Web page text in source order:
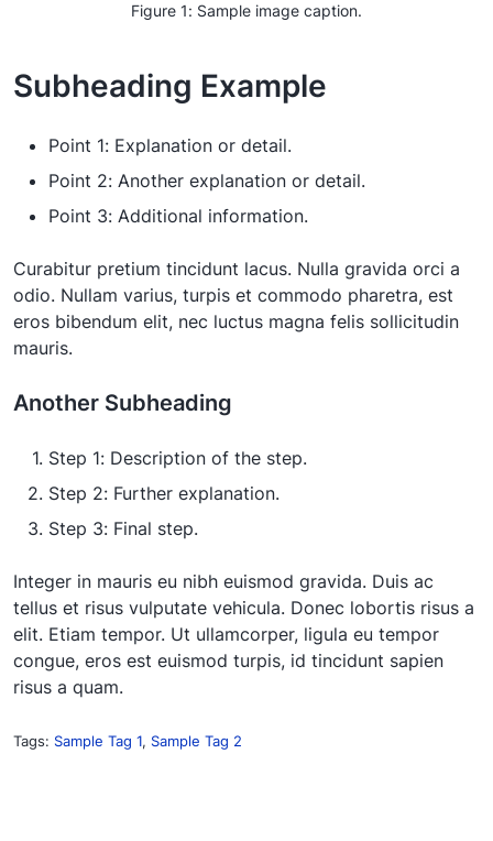
Figure 1: Sample image caption.
Subheading Example
Point 1: Explanation or detail.
Point 2: Another explanation or detail.
Point 3: Additional information.
Curabitur pretium tincidunt lacus. Nulla gravida orci a
odio. Nullam varius, turpis et commodo pharetra, est
eros bibendum elit, nec luctus magna felis sollicitudin
mauris.
Another Subheading
Step 1: Description of the step.
Step 2: Further explanation.
Step 3: Final step.
Integer in mauris eu nibh euismod gravida. Duis ac
tellus et risus vulputate vehicula. Donec lobortis risus a
elit. Etiam tempor. Ut ullamcorper, ligula eu tempor
congue, eros est euismod turpis, id tincidunt sapien
risus a quam.
Tags: Sample Tag 1, Sample Tag 2